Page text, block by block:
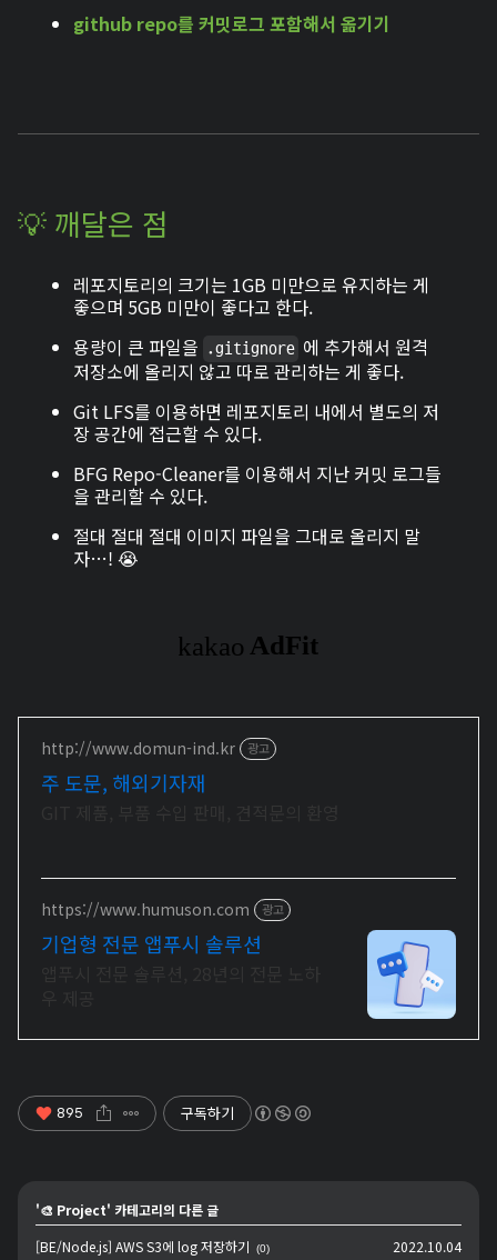
github repo를 커밋로그 포함해서 옮기기
💡 깨달은 점
레포지토리의 크기는 1GB 미만으로 유지하는 게
좋으며 5GB 미만이 좋다고 한다.
용량이 큰 파일을 .gitignore 에 추가해서 원격
저장소에 올리지 않고 따로 관리하는 게 좋다.
Git LFS를 이용하면 레포지토리 내에서 별도의 저
장 공간에 접근할 수 있다.
BFG Repo-Cleaner를 이용해서 지난 커밋 로그들
을 관리할 수 있다.
절대 절대 절대 이미지 파일을 그대로 올리지 말
자…! 😭
http://www.domun-ind.kr 광고
주 도문, 해외기자재
https://www.humuson.com 광고
기업형 전문 앱푸시 솔루션
895 구독하기
'🎨 Project' 카테고리의 다른 글
[BE/Node.js] AWS S3에 log 저장하기
(0) 2022.10.04